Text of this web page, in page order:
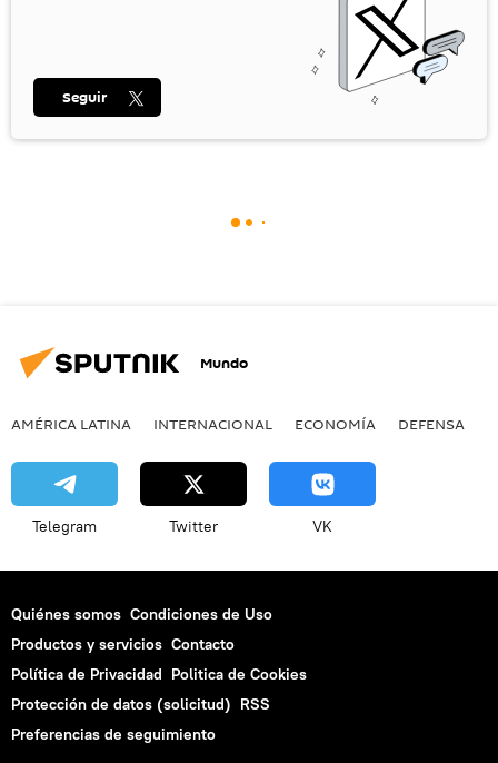
Seguir
Mundo
AMÉRICA LATINA INTERNACIONAL ECONOMÍA DEFENSA
Telegram Twitter VK
Quiénes somos Condiciones de Uso
Productos y servicios Contacto
Política de Privacidad Politica de Cookies
Protección de datos (solicitud) RSS
Preferencias de seguimiento